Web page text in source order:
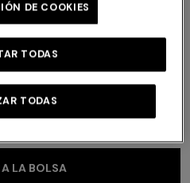
LA BOLSA
DE COOKIES
TODAS
TODAS